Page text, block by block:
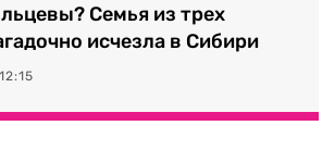
Семья из трех
исчезла в Сибири